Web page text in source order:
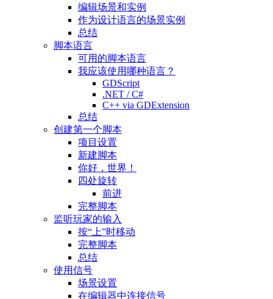
编辑场景和实例
作为设计语言的场景实例
总结
脚本语言
可用的脚本语言
我应该使用哪种语言？
GDScript
.NET / C#
C++ via GDExtension
总结
创建第一个脚本
项目设置
新建脚本
你好，世界！
四处旋转
前进
完整脚本
监听玩家的输入
按“上”时移动
完整脚本
总结
使用信号
场景设置
在编辑器中连接信号